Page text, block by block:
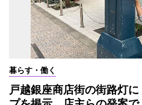
暮らす・働く
戸越銀座商店街の街路灯